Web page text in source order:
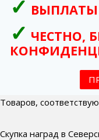
ВЫПЛАТЫ
ЧЕСТНО,
Товаров,
Скупка наград в